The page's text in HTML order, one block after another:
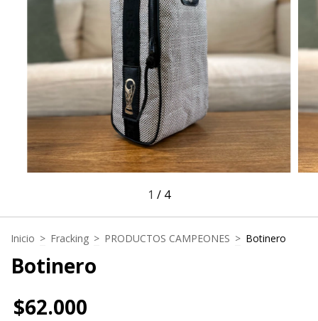
1 / 4
Inicio > Fracking > PRODUCTOS CAMPEONES > Botinero
Botinero
$62.000